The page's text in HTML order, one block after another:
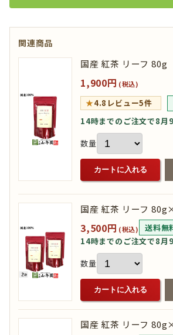
関連商品
国産 紅茶 リーフ 80g
1,900円 (税込)
★4.8 レビュー5件
14時までのご注文で8月
数量
カートに入れる
国産 紅茶 リーフ
3,500円 (税込)
送料無
14時までのご注文で8月
数量
カートに入れる
国産 紅茶 リーフ